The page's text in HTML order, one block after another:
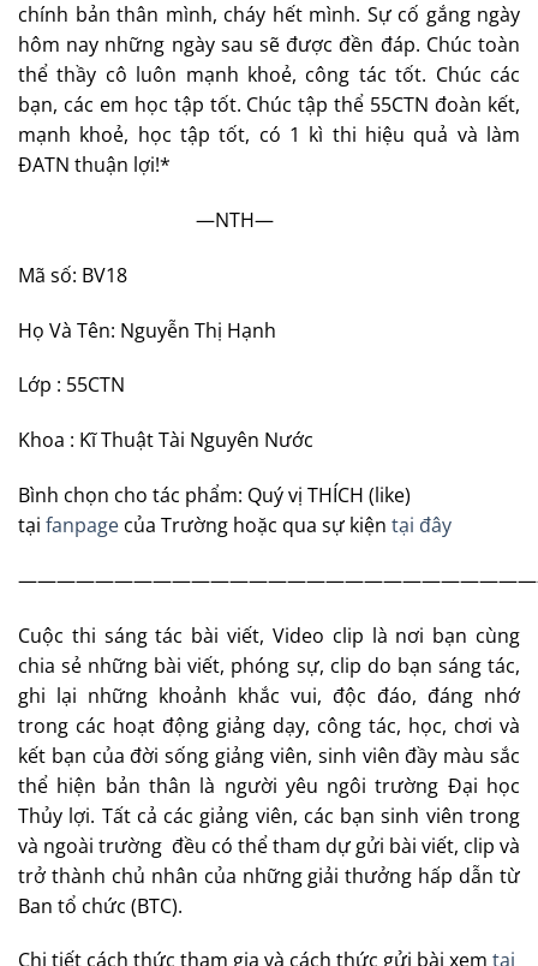
chính bản thân mình, cháy hết mình. Sự cố gắng ngày
hôm nay những ngày sau sẽ được đền đáp. Chúc toàn
thể thầy cô luôn mạnh khoẻ, công tác tốt. Chúc các
bạn, các em học tập tốt. Chúc tập thể 55CTN đoàn kết,
mạnh khoẻ, học tập tốt, có 1 kì thi hiệu quả và làm
ĐATN thuận lợi!*
—NTH—
Mã số: BV18
Họ Và Tên: Nguyễn Thị Hạnh
Lớp : 55CTN
Khoa : Kĩ Thuật Tài Nguyên Nước
Bình chọn cho tác phẩm: Quý vị THÍCH (like)
tại fanpage của Trường hoặc qua sự kiện tại đây
Cuộc thi sáng tác bài viết, Video clip là nơi bạn cùng
chia sẻ những bài viết, phóng sự, clip do bạn sáng tác,
ghi lại những khoảnh khắc vui, độc đáo, đáng nhớ
trong các hoạt động giảng dạy, công tác, học, chơi và
kết bạn của đời sống giảng viên, sinh viên đầy màu sắc
thể hiện bản thân là người yêu ngôi trường Đại học
Thủy lợi. Tất cả các giảng viên, các bạn sinh viên trong
và ngoài trường đều có thể tham dự gửi bài viết, clip và
trở thành chủ nhân của những giải thưởng hấp dẫn từ
Ban tổ chức (BTC).
Chi tiết cách thức tham gia và cách thức gửi bài xem tại